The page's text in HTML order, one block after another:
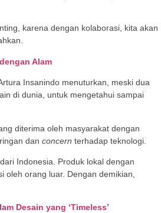
karena dengan kolaborasi, kita akan
Alam
Insanindo menuturkan, meski dua
di dunia, untuk mengetahui sampai
diterima oleh masyarakat dengan
dan concern terhadap teknologi.
Indonesia. Produk lokal dengan
orang luar. Dengan demikian,
Desain yang ‘Timeless’